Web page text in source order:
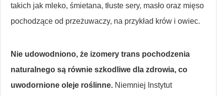
takich jak mleko, śmietana, tłuste sery, masło oraz mięso
pochodzące od przeżuwaczy, na przykład krów i owiec.
Nie udowodniono, że izomery trans pochodzenia
naturalnego są równie szkodliwe dla zdrowia, co
uwodornione oleje roślinne. Niemniej Instytut